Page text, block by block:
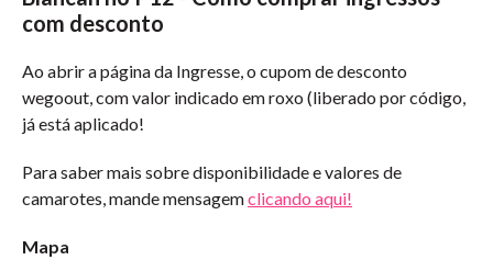
com desconto
Ao abrir a página da Ingresse, o cupom de desconto
wegoout, com valor indicado em roxo (liberado por código,
já está aplicado!
Para saber mais sobre disponibilidade e valores de
camarotes, mande mensagemclicando aqui!
Mapa